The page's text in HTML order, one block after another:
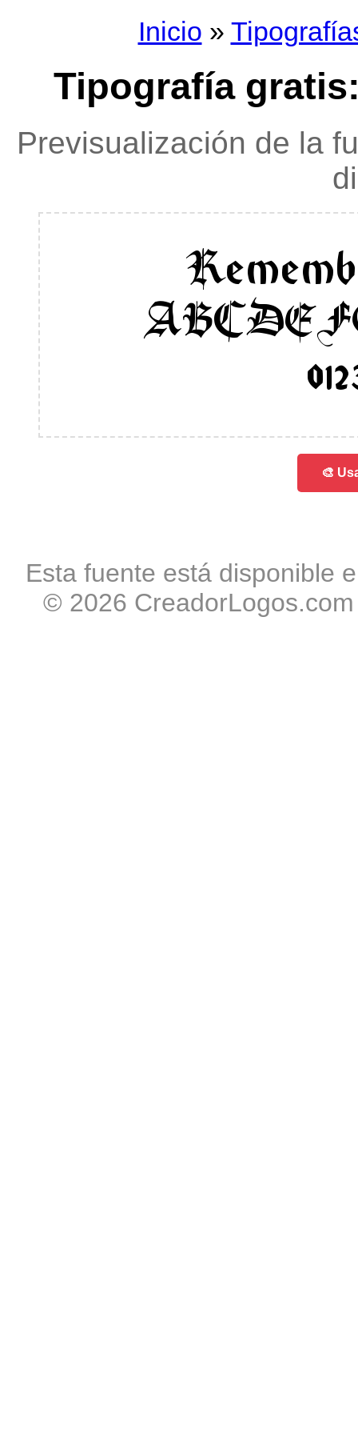
Inicio »
Tipografía
Previsualización de la
🎨
Esta fuente está disponible
© 2026